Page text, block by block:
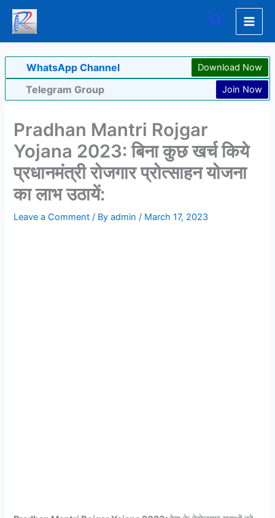
Skip
content
Search
WhatsApp Channel Download Now
Telegram Group Join Now
Pradhan Mantri Rojgar
Yojana 2023: बिना कुछ खर्च किये
प्रधानमंत्री रोजगार प्रोत्साहन योजना
का लाभ उठायें:
Leave a Comment / Byadmin/ March 17, 2023